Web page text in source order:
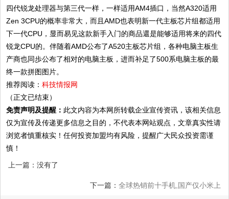
四代锐龙处理器与第三代一样，一样适用AM4插口，当然A320适用
Zen 3CPU的概率非常大，而且AMD也表明新一代主板芯片组都适用
下一代CPU，显而易见这款新手入门的商品還是能够适用将来的四代
锐龙CPU的。伴随着AMD公布了A520主板芯片组，各种电脑主板生
产商也同歩公布了相对的电脑主板，进而补足了500系电脑主板的最
终一款拼图图片。
推荐阅读：科技情报网
（正文已结束）
免责声明及提醒： 此文内容为本网所转载企业宣传资讯，该相关信息
仅为宣传及传递更多信息之目的，不代表本网站观点，文章真实性请
浏览者慎重核实！任何投资加盟均有风险，提醒广大民众投资需谨
慎！
上一篇：没有了
下一篇： 全球热销前十手机,国产仅小米上